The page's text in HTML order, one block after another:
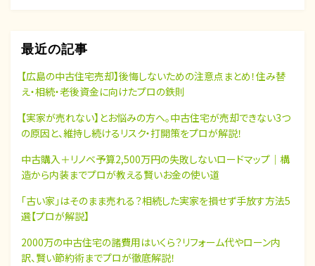
最近の記事
【広島の中古住宅売却】後悔しないための注意点まとめ！住み替
え・相続・老後資金に向けたプロの鉄則
【実家が売れない】とお悩みの方へ。中古住宅が売却できない3つ
の原因と、維持し続けるリスク・打開策をプロが解説！
中古購入＋リノベ予算2,500万円の失敗しないロードマップ｜構
造から内装までプロが教える賢いお金の使い道
「古い家」はそのまま売れる？相続した実家を損せず手放す方法5
選【プロが解説】
2000万の中古住宅の諸費用はいくら？リフォーム代やローン内
訳、賢い節約術までプロが徹底解説！